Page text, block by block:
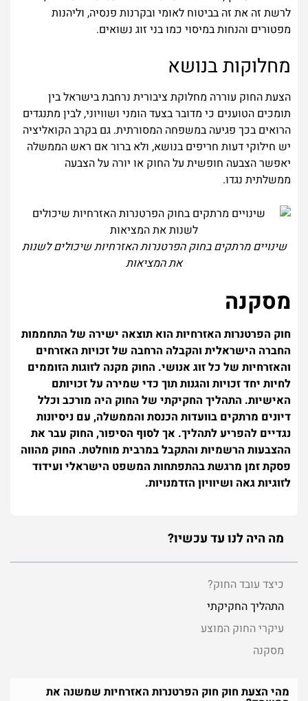
לרשת זה את זה בביטוח לאומי ובקרנות פנסיה, וליהנות
מפטורים והנחות במיסוי כמו בני זוג נשואים.
מחלוקות בנושא
הצעת החוק עוררה מחלוקת ציבורית נרחבת בישראל בין
תומכים הטוענים כי מדובר בצעד הומני ושוויוני, לבין מתנגדים
הרואים בכך פגיעה במשפחה המסורתית. גם בקרב הקואליציה
יש חילוקי דעות חריפים בנושא, ולא ברור אם ראש הממשלה
יאפשר הצבעה חופשית על החוק או יורה על הצבעה
ממשלתית נגדו.
שינויים מרתקים בחוק הפרטנרות האזרחיות שיכולים לשנות
את המציאות
מסקנה
חוק הפרטנרות האזרחיות הוא תוצאה ישירה של התחממות
החברה הישראלית והקבלה הרחבה של זכויות האזרחים
והאזרחיות של כל זוג אנושי. החוק מקנה לזוגות הזוממים
לחיות יחד זכויות והגנות תוך כדי שמירה על זכויותם
האישיות. התהליך החקיקתי של החוק היה מורכב וכלל
דיונים מרתקים בוועדות הכנסת והממשלה, עם ניסיונות
נגדיים להפריע לתהליך. אך לסוף הסיפור, החוק עבר את
ההצבעות הרשמיות והתקבל במרבית מוחלטת. החוק מהווה
פסקת זמן מרגשת בהתפתחות המשפט הישראלי ועידוד
לזוגיות גאה ושיוויון הזדמנויות.
מה היה לנו עד עכשיו?
כיצד עובד החוק?
התהליך החקיקתי
עיקרי החוק המוצע
מסקנה
מהי הצעת חוק חוק הפרטנרות האזרחיות שמשנה את